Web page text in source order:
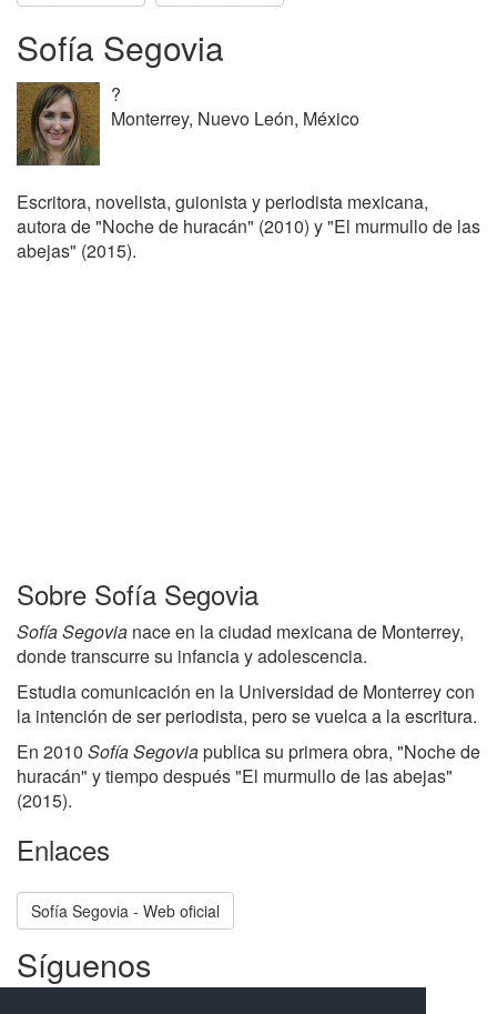
Sofía Segovia
?
Monterrey, Nuevo León, México
Escritora, novelista, guionista y periodista mexicana,
autora de "Noche de huracán" (2010) y "El murmullo de las
abejas" (2015).
Sobre Sofía Segovia
Sofía Segovia nace en la ciudad mexicana de Monterrey,
donde transcurre su infancia y adolescencia.
Estudia comunicación en la Universidad de Monterrey con
la intención de ser periodista, pero se vuelca a la escritura.
En 2010 Sofía Segoviapublica su primera obra, "Noche de
huracán" y tiempo después "El murmullo de las abejas"
(2015).
Enlaces
Sofía Segovia - Web oficial
Síguenos